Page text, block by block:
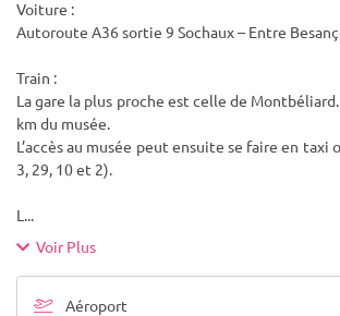
Voiture :
Autoroute A36 sortie 9 Sochaux – Entre
Train :
La gare la plus proche est celle de
km du musée.
L’accès au musée peut ensuite se faire en taxi
3, 29, 10 et 2).
L ...
Voir Plus
Aéroport